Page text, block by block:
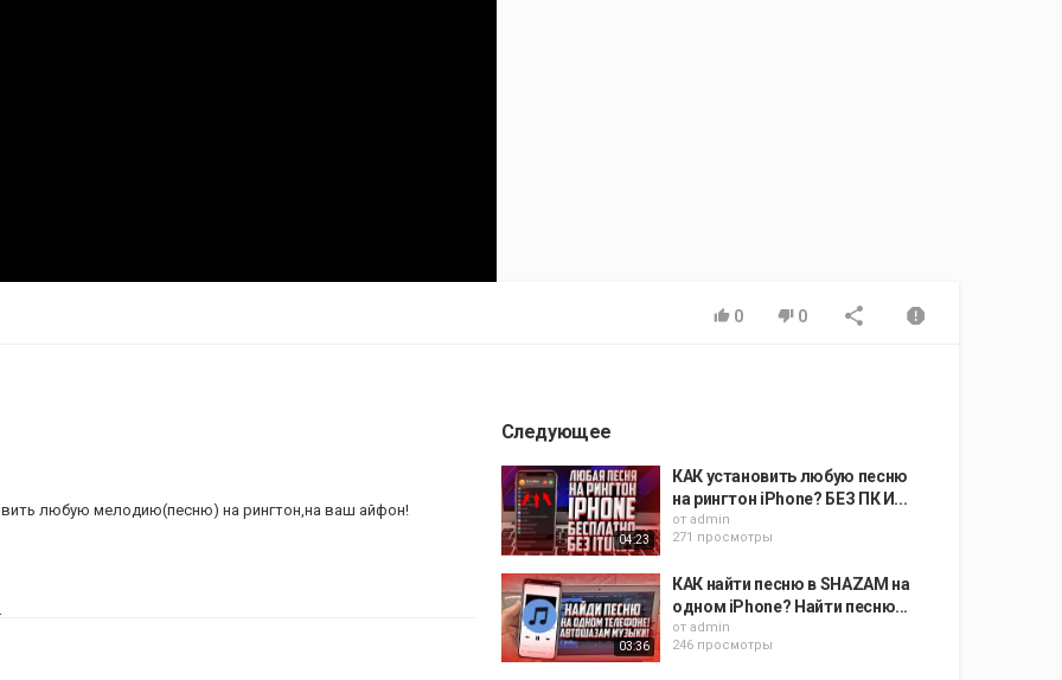
0 0
любую мелодию(песню) на рингтон,на ваш айфон!
Следующее
04:23
КАК установить любую песню
на рингтон iPhone? БЕЗ ПК И...
от admin
271 просмотры
03:36
КАК найти песню в SHAZAM на
одном iPhone? Найти песню...
от admin
246 просмотры